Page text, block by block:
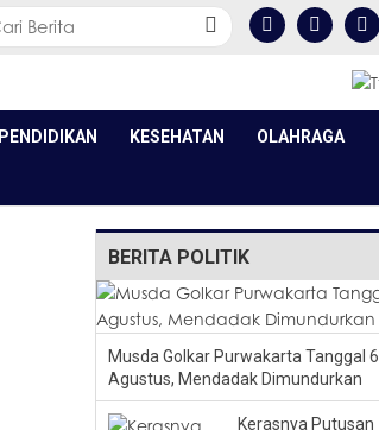
PENDIDIKAN KESEHATAN OLAHRAGA
BERITA POLITIK
Musda Golkar Purwakarta Tanggal 6
Agustus, Mendadak Dimundurkan
Kerasnya Putusan